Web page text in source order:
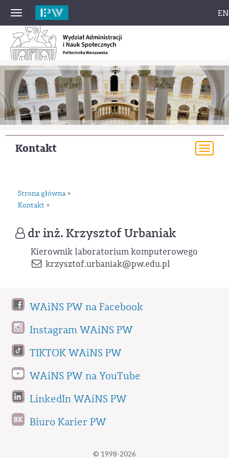
Toggle
navigation
EN
Kontakt
Strona główna »
Kontakt »
dr inż. Krzysztof Urbaniak
Kierownik laboratorium komputerowego
krzysztof.urbaniak@pw.edu.pl
WAiNS PW na Facebook
Instagram WAiNS PW
TIKTOK WAiNS PW
WAiNS PW na YouTube
LinkedIn WAiNS PW
Biuro Karier PW
© 1998-2026